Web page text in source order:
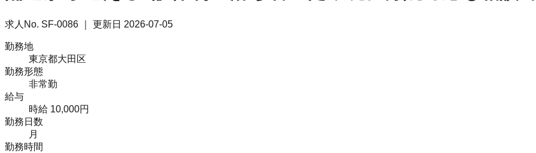
求人No. SF-0086 ｜ 更新日 2026-07-05
勤務地
東京都大田区
勤務形態
非常勤
給与
時給 10,000円
勤務日数
月
勤務時間